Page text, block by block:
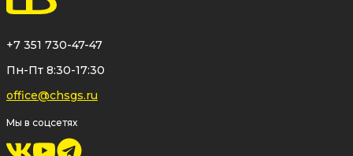
+7 351 730-47-47
Пн-Пт 8:30-17:30
office@chsgs.ru
Мы в соцсетях